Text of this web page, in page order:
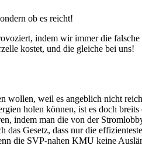
ob es reicht!
indem wir immer die
kostet, und die gleiche bei uns!
wollen, weil es angeblich nicht
holen können, ist es doch breits
indem man die von der
das Gesetz, dass nur die
die SVP-nahen KMU keine